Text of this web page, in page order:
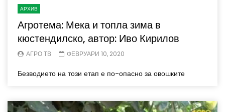
АРХИВ
Агротема: Мека и топла зима в
кюстендилско, автор: Иво Кирилов
АГРО ТВ ФЕВРУАРИ 10, 2020
Безводието на този етап е по-опасно за овошките